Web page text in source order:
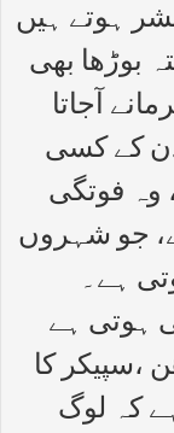
ہوتے ہیں
بوڑھا بھی
آجاتا
دن کے کسی
فوتگی
جو شہروں
ہے۔
ہوتی ہے
،سپیکر کا
کہ لوگ